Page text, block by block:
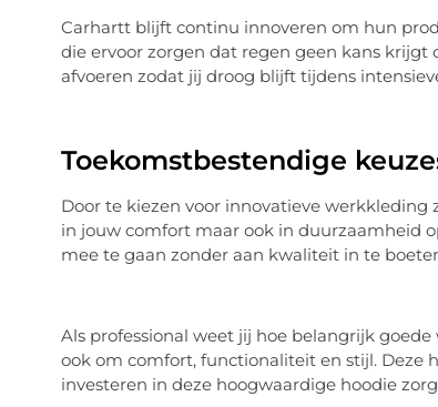
Carhartt blijft continu innoveren om hun
die ervoor zorgen dat regen geen kans
afvoeren zodat jij droog blijft tijdens
Toekomstbestendige
Door te kiezen voor innovatieve werkkleding
in jouw comfort maar ook in duurzaamheid
mee te gaan zonder aan kwaliteit in te
Als professional weet jij hoe belangrijk
ook om comfort, functionaliteit en stijl. Deze
investeren in deze hoogwaardige hoodie